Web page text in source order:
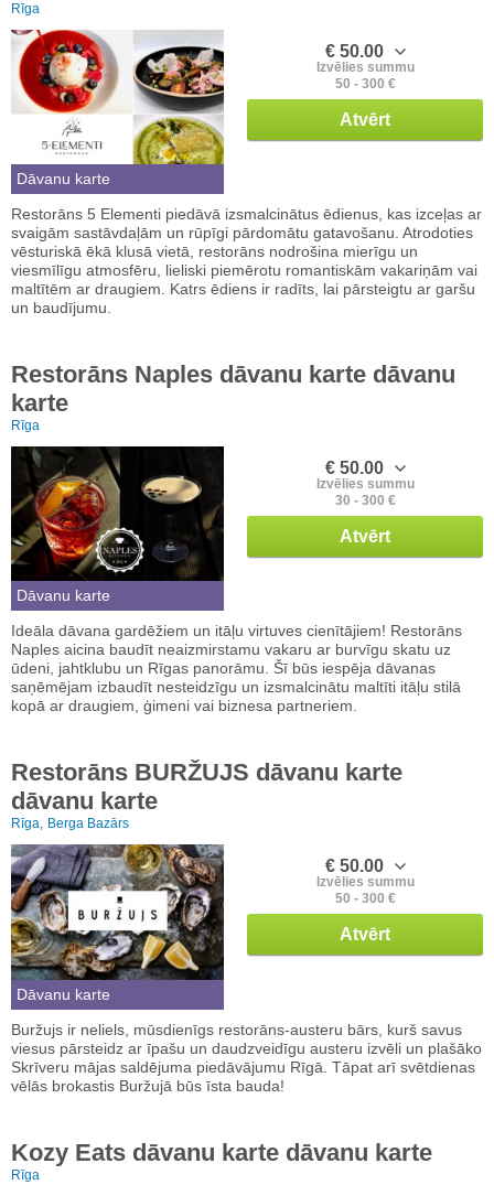
Rīga
Dāvanu karte
€ 50.00
Izvēlies summu
50 - 300 €
Atvērt
Restorāns 5 Elementi piedāvā izsmalcinātus ēdienus, kas izceļas ar
svaigām sastāvdaļām un rūpīgi pārdomātu gatavošanu. Atrodoties
vēsturiskā ēkā klusā vietā, restorāns nodrošina mierīgu un
viesmīlīgu atmosfēru, lieliski piemērotu romantiskām vakariņām vai
maltītēm ar draugiem. Katrs ēdiens ir radīts, lai pārsteigtu ar garšu
un baudījumu.
Restorāns Naples dāvanu karte dāvanu
karte
Rīga
Dāvanu karte
€ 50.00
Izvēlies summu
30 - 300 €
Atvērt
Ideāla dāvana gardēžiem un itāļu virtuves cienītājiem! Restorāns
Naples aicina baudīt neaizmirstamu vakaru ar burvīgu skatu uz
ūdeni, jahtklubu un Rīgas panorāmu. Šī būs iespēja dāvanas
saņēmējam izbaudīt nesteidzīgu un izsmalcinātu maltīti itāļu stilā
kopā ar draugiem, ģimeni vai biznesa partneriem.
Restorāns BURŽUJS dāvanu karte
dāvanu karte
Rīga, Berga Bazārs
Dāvanu karte
€ 50.00
Izvēlies summu
50 - 300 €
Atvērt
Buržujs ir neliels, mūsdienīgs restorāns-austeru bārs, kurš savus
viesus pārsteidz ar īpašu un daudzveidīgu austeru izvēli un plašāko
Skrīveru mājas saldējuma piedāvājumu Rīgā. Tāpat arī svētdienas
vēlās brokastis Buržujā būs īsta bauda!
Kozy Eats dāvanu karte dāvanu karte
Rīga